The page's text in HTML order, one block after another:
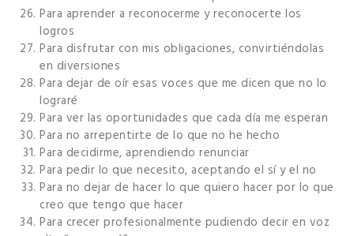
Para aprender a reconocerme y reconocerte los
logros
Para disfrutar con mis obligaciones, convirtiéndolas
en diversiones
Para dejar de oír esas voces que me dicen que no lo
lograré
Para ver las oportunidades que cada día me esperan
Para no arrepentirte de lo que no he hecho
Para decidirme, aprendiendo renunciar
Para pedir lo que necesito, aceptando el sí y el no
Para no dejar de hacer lo que quiero hacer por lo que
creo que tengo que hacer
Para crecer profesionalmente pudiendo decir en voz